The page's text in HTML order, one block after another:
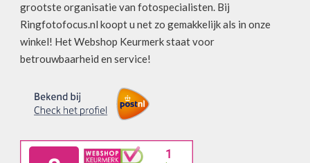
grootste organisatie van fotospecialisten. Bij
Ringfotofocus.nl koopt u net zo gemakkelijk als in onze
winkel! Het Webshop Keurmerk staat voor
betrouwbaarheid en service!